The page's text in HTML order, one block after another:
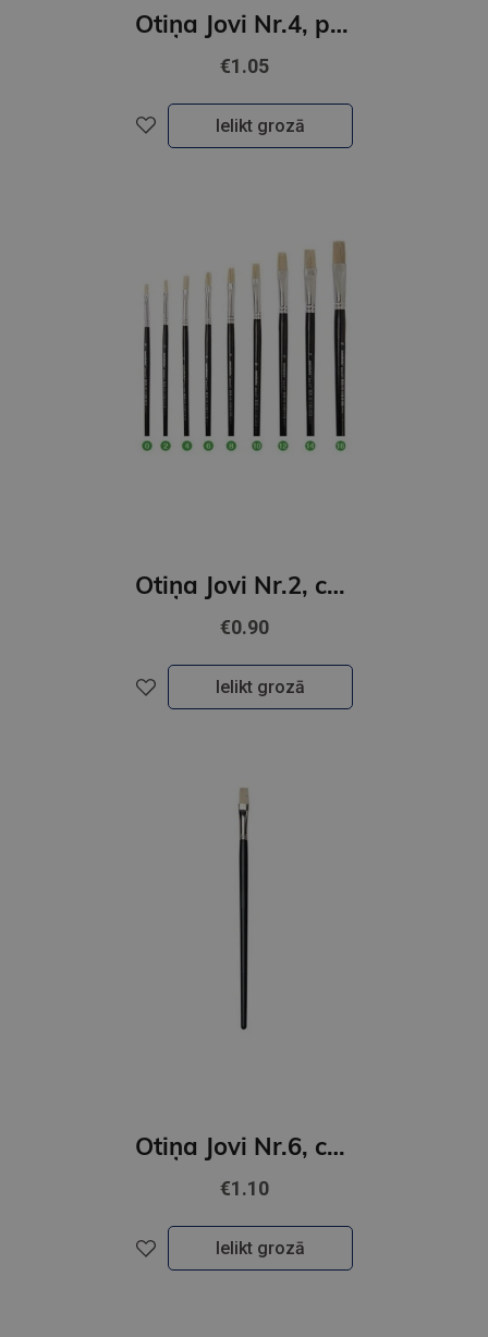
Otiņa Jovi Nr.4, ponija, apaļa
€1.05
Ielikt grozā
Otiņa Jovi Nr.2, cūkas, plakana
€0.90
Ielikt grozā
Otiņa Jovi Nr.6, cūkas, plakana
€1.10
Ielikt grozā